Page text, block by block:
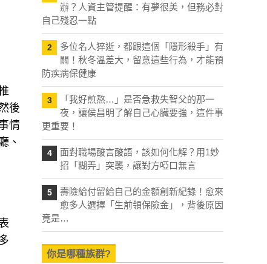
後
情
、
辦？人資主管提醒：有夢很美，但務必對
自己殘忍一點
2
多位名人猝逝，都跟這個「隱形殺手」有
關！秋冬溫差大，留意這些行為，才能預
防疾病保健康
3
「我好煎熬…」是否急救失智父的那一
夜，讓侯昌明了解自己心臟要強，這件事
更重要！
4
面對職場酸言酸語，該如何化解？用1妙
招「糊弄」突襲，讓對方啞口無言
5
壽險給付留給自己的金額創新紀錄！愈來
愈多人選擇「生前領保險金」，背後原因
竟是…
你是哪種族群?